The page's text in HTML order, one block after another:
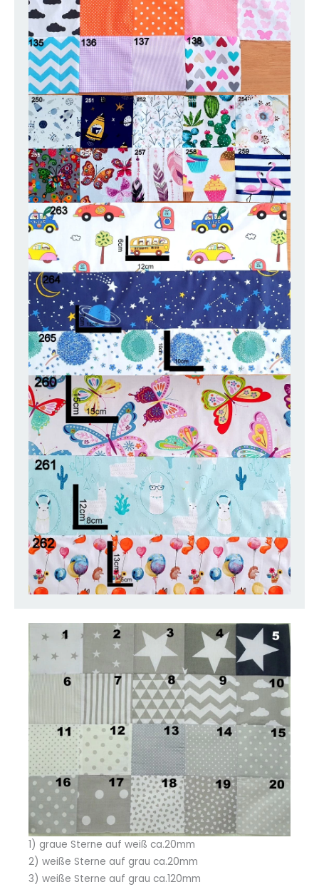
1) graue Sterne auf weiß ca.20mm
2) weiße Sterne auf grau ca.20mm
3) weiße Sterne auf grau ca.120mm